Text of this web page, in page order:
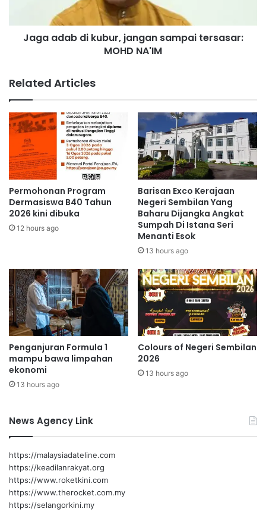
l
i
m
e
n
D
t
r
i
m
g
h
a
r
g
a
a
n
d
u
r
,
j
a
g
a
n
s
a
m
t
e
r
s
a
s
a
r
:
M
D
N
Jaga adab di kubur, jangan sampai tersasar:
MOHD NA'IM
Related Articles
Permohonan Program
Dermasiswa B40 Tahun
2026 kini dibuka
12 hours ago
Barisan Exco Kerajaan
Negeri Sembilan Yang
Baharu Dijangka Angkat
Sumpah Di Istana Seri
Menanti Esok
13 hours ago
Penganjuran Formula 1
mampu bawa limpahan
ekonomi
13 hours ago
Colours of Negeri Sembilan
2026
13 hours ago
News Agency Link
https://malaysiadateline.com
https://keadilanrakyat.org
https://www.roketkini.com
https://www.therocket.com.my
https://selangorkini.my